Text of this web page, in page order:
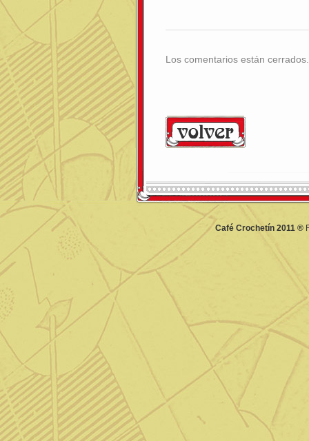
Los comentarios están cerrados.
Café Crochetín 2011 ®